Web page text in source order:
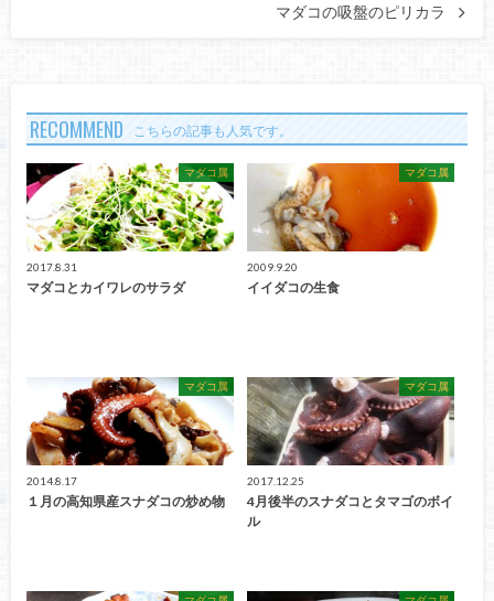
マダコの吸盤のピリカラ
RECOMMEND こちらの記事も人気です。
マダコ属
2017.8.31
マダコとカイワレのサラダ
マダコ属
2009.9.20
イイダコの生食
マダコ属
2014.8.17
１月の高知県産スナダコの炒め物
マダコ属
2017.12.25
4月後半のスナダコとタマゴのボイ
ル